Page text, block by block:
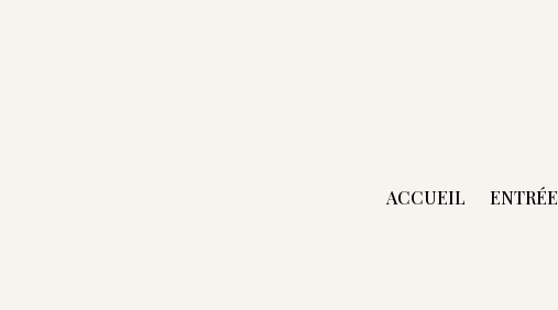
ACCUEIL ENTRÉE